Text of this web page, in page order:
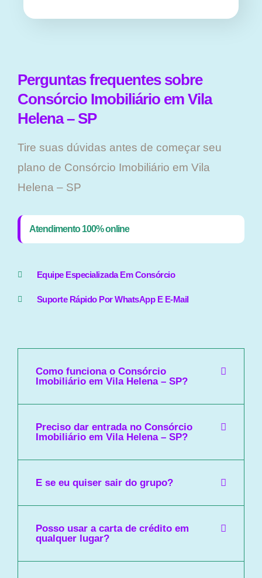
Perguntas frequentes sobre
Consórcio Imobiliário em Vila
Helena – SP
Tire suas dúvidas antes de começar seu
plano ​de Consórcio Imobiliário em Vila
Helena – SP
Atendimento 100% online
Equipe Especializada Em Consórcio
Suporte Rápido Por WhatsApp E E-Mail
Como funciona o Consórcio
Imobiliário em Vila Helena – SP?
Preciso dar entrada no Consórcio
Imobiliário em Vila Helena – SP?
E se eu quiser sair do grupo?
Posso usar a carta de crédito em
qualquer lugar?